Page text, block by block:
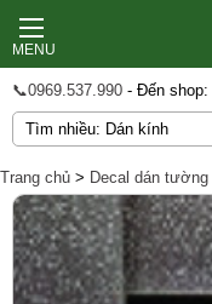
MENU
📞0969.537.990 - Đến shop:
Trang chủ > Decal dán tường